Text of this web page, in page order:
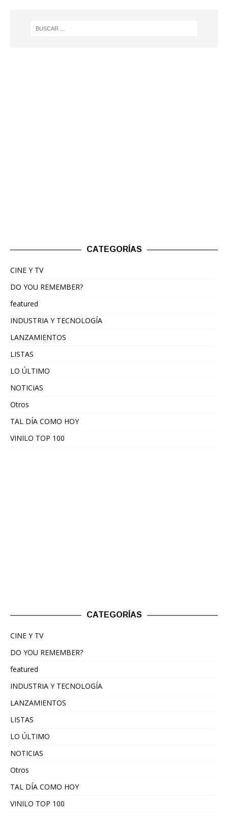
CATEGORÍAS
CINE Y TV
DO YOU REMEMBER?
featured
INDUSTRIA Y TECNOLOGÍA
LANZAMIENTOS
LISTAS
LO ÚLTIMO
NOTICIAS
Otros
TAL DÍA COMO HOY
VINILO TOP 100
CATEGORÍAS
CINE Y TV
DO YOU REMEMBER?
featured
INDUSTRIA Y TECNOLOGÍA
LANZAMIENTOS
LISTAS
LO ÚLTIMO
NOTICIAS
Otros
TAL DÍA COMO HOY
VINILO TOP 100